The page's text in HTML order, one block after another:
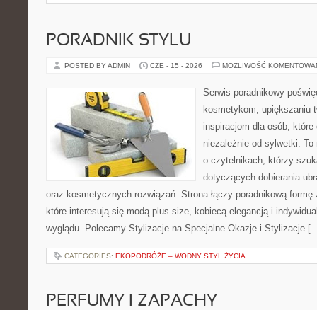
PORADNIK STYLU
POSTED BY ADMIN CZE - 15 - 2026 MOŻLIWOŚĆ
Serwis poradnikowy
kosmetykom, upiększaniu
inspiracjom dla osób,
niezależnie od sylwetki.
o czytelnikach, którzy
dotyczących dobierania
oraz kosmetycznych rozwiązań. Strona łączy poradnikową
które interesują się modą plus size, kobiecą elegancją i
wyglądu. Polecamy Stylizacje na Specjalne Okazje i Stylizacje
CATEGORIES: EKOPODRÓŻE – WODNY STYL ŻYCIA
PERFUMY I ZAPACHY